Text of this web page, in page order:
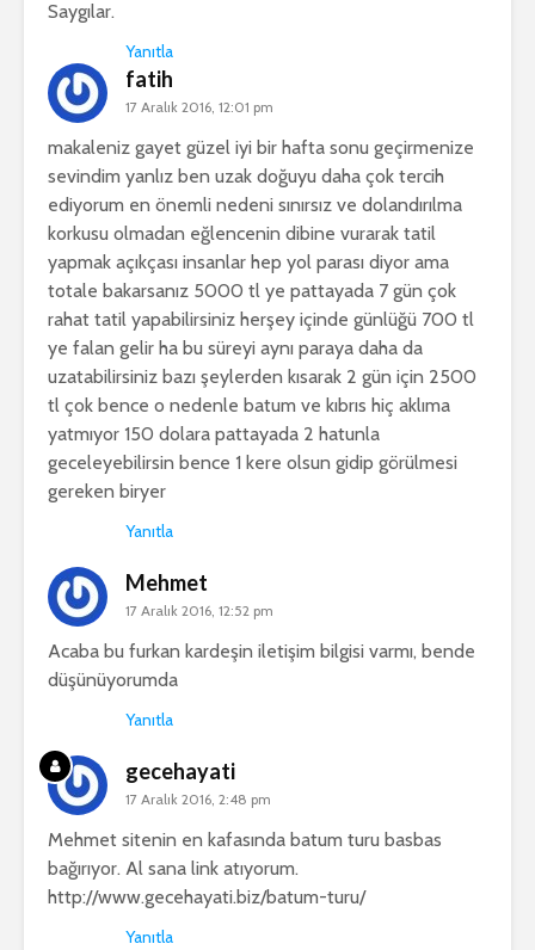
Saygılar.
Yanıtla
fatih
17 Aralık 2016, 12:01 pm
makaleniz gayet güzel iyi bir hafta sonu geçirmenize
sevindim yanlız ben uzak doğuyu daha çok tercih
ediyorum en önemli nedeni sınırsız ve dolandırılma
korkusu olmadan eğlencenin dibine vurarak tatil
yapmak açıkçası insanlar hep yol parası diyor ama
totale bakarsanız 5000 tl ye pattayada 7 gün çok
rahat tatil yapabilirsiniz herşey içinde günlüğü 700 tl
ye falan gelir ha bu süreyi aynı paraya daha da
uzatabilirsiniz bazı şeylerden kısarak 2 gün için 2500
tl çok bence o nedenle batum ve kıbrıs hiç aklıma
yatmıyor 150 dolara pattayada 2 hatunla
geceleyebilirsin bence 1 kere olsun gidip görülmesi
gereken biryer
Yanıtla
Mehmet
17 Aralık 2016, 12:52 pm
Acaba bu furkan kardeşin iletişim bilgisi varmı, bende
düşünüyorumda
Yanıtla
gecehayati
17 Aralık 2016, 2:48 pm
Mehmet sitenin en kafasında batum turu basbas
bağırıyor. Al sana link atıyorum.
http://www.gecehayati.biz/batum-turu/
Yanıtla